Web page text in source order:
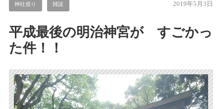
神社巡り 雑談 2019年5月3日
平成最後の明治神宮が すごかっ
た件！！